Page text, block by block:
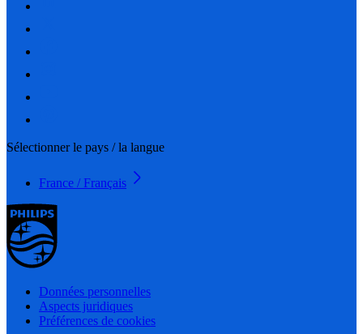
Sélectionner le pays / la langue
France / Français
Données personnelles
Aspects juridiques
Préférences de cookies